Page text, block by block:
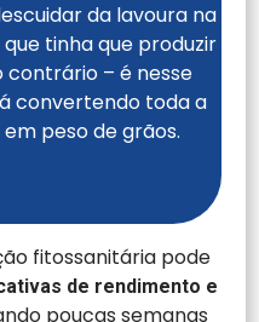
da lavoura na
tinha que produzir
contrário – é nesse
convertendo toda a
peso de grãos.
fitossanitária pode
de rendimento e
poucas semanas